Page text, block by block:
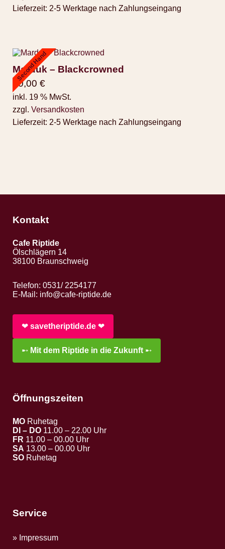
Lieferzeit: 2-5 Werktage nach Zahlungseingang
Second Hand
Marduk – Blackcrowned
30,00 €
inkl. 19 % MwSt.
zzgl. Versandkosten
Lieferzeit: 2-5 Werktage nach Zahlungseingang
Kontakt
Cafe Riptide
Ölschlägern 14
38100 Braunschweig
Telefon: 0531/ 2254177
E-Mail: info@cafe-riptide.de
❤︎ savetheriptide.de ❤︎
➸ Mit dem Riptide in die Zukunft ➸
Öffnungszeiten
MO Ruhetag
DI – DO 11.00 – 22.00 Uhr
FR 11.00 – 00.00 Uhr
SA 13.00 – 00.00 Uhr
SO Ruhetag
Service
Impressum